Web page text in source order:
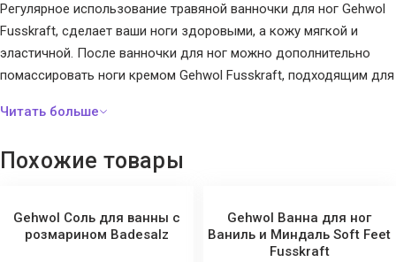
Регулярное использование травяной ванночки для ног Gehwol
Fusskraft, сделает ваши ноги здоровыми, а кожу мягкой и
эластичной. После ванночки для ног можно дополнительно
помассировать ноги кремом Gehwol Fusskraft, подходящим для
литровую ванночку для ног, наполненную тёплой водой, и
Состав:Urea, Sodium Carbonate, Parfum (Fragrance), MIPA-
Laureth Sulfate, Laureth-4, Aqua (Water), Silica, Propylene Glycol,
Похожие товары
Gehwol Соль для ванны с
розмарином Badesalz
Gehwol Ванна для ног
Ваниль и Миндаль Soft Feet
Fusskraft